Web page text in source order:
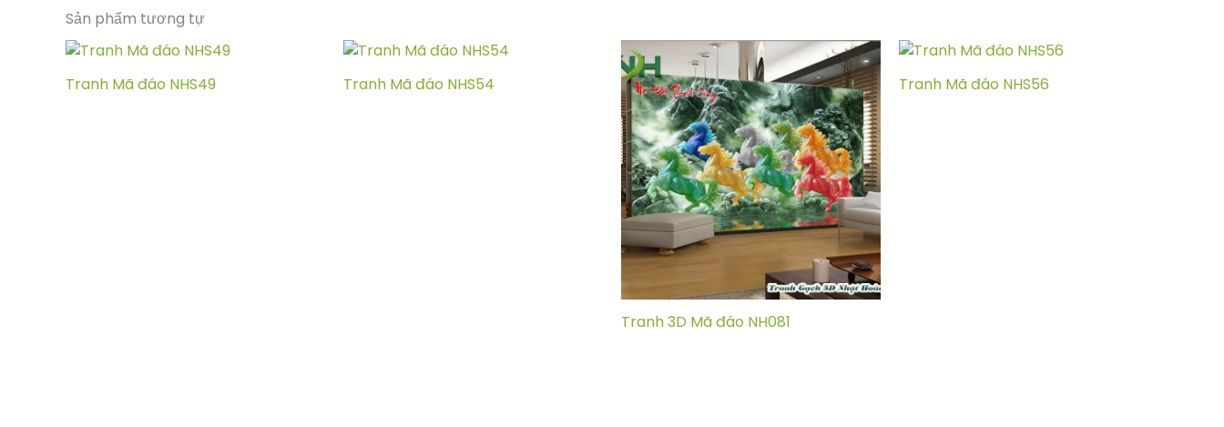
Sản phẩm tương tự
Tranh Mã đáo NHS49 Tranh Mã đáo NHS54
Tranh 3D Mã đáo NH081
Tranh Mã đáo NHS56